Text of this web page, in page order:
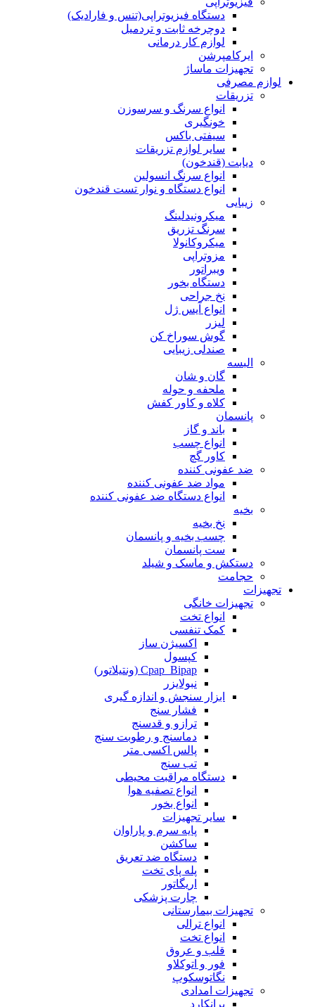
دستگاه فیزیوتراپی(تنس و فارادیک)
دوچرخه ثابت و تردمیل
لوازم کار درمانی
ایرکامپرشن
تجهیزات ماساژ
لوازم مصرفی
تزریقات
انواع سرنگ و سرسوزن
خونگیری
سیفتی باکس
سایر لوازم تزریقات
دیابت (قندخون)
انواع سرنگ انسولین
انواع دستگاه و نوار تست قندخون
زیبایی
میکرونیدلینگ
سرنگ تزریق
میکروکانولا
مزوتراپی
ویبراتور
دستگاه بخور
نخ جراحی
انواع آیس ژل
لیزر
گوش سوراخ کن
صندلی زیبایی
البسه
گان و شان
ملحفه و حوله
کلاه و کاور کفش
پانسمان
باند و گاز
انواع چسب
کاور گچ
ضد عفونی کننده
مواد ضد عفونی کننده
انواع دستگاه ضد عفونی کننده
بخیه
نخ بخیه
چسب بخیه و پانسمان
ست پانسمان
دستکش و ماسک و شیلد
حجامت
تجهیزات
تجهیزات خانگی
انواع تخت
کمک تنفسی
اکسیژن ساز
کپسول
Cpap_Bipap (ونتیلاتور)
نبولایزر
ابزار سنجش و اندازه گیری
فشار سنج
ترازو و قدسنج
دماسنج و رطوبت سنج
پالس اکسی متر
تب سنج
دستگاه مراقبت محیطی
انواع تصفیه هوا
انواع بخور
سایر تجهیزات
پایه سرم و پاراوان
ساکشن
دستگاه ضد تعریق
پله پای تخت
اریگاتور
چارت پزشکی
تجهیزات بیمارستانی
انواع ترالی
انواع تخت
قلب و عروق
فور و اتوکلاو
نگاتوسکوپ
تجهیزات امدادی
برانکارد